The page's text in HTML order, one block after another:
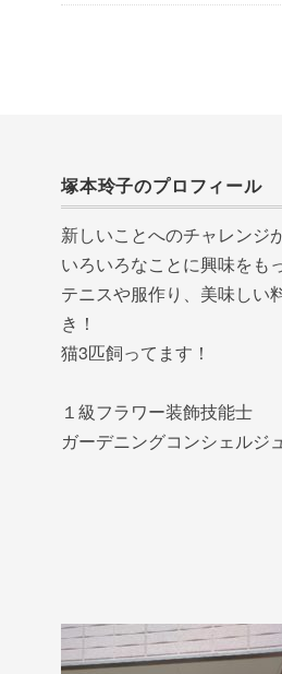
塚本玲子のプロフィール
新しいことへのチャレンジ
いろいろなことに興味をも
テニスや服作り、美味し
き！
猫3匹飼ってます！
１級フラワー装飾技能士
ガーデニングコンシェルジ